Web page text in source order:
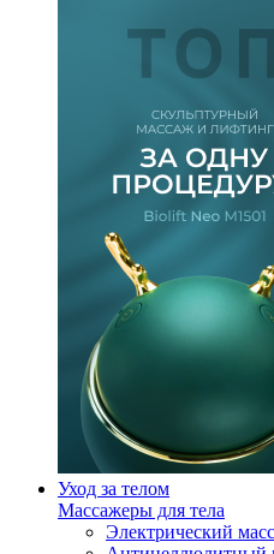
Уход за телом
Массажеры для тела
Электрический